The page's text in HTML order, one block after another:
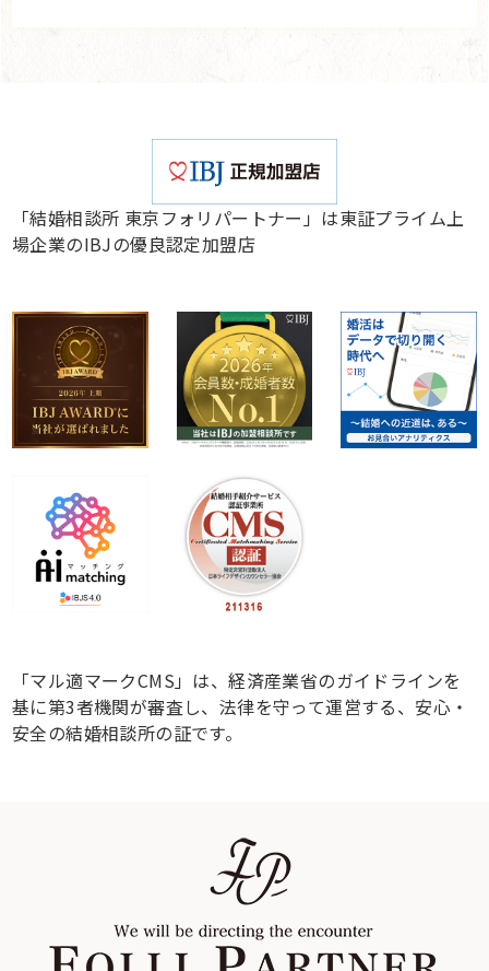
「結婚相談所 東京フォリパートナー」は東証プライム上
場企業のIBJの優良認定加盟店
「マル適マークCMS」は、経済産業省のガイドラインを
基に第3者機関が審査し、法律を守って運営する、安心・
安全の結婚相談所の証です。